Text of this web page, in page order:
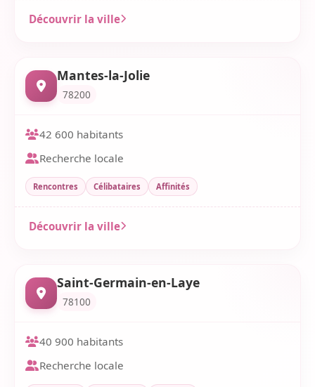
Découvrir la ville
Mantes-la-Jolie
78200
42 600 habitants
Recherche locale
Rencontres Célibataires Affinités
Découvrir la ville
Saint-Germain-en-Laye
78100
40 900 habitants
Recherche locale